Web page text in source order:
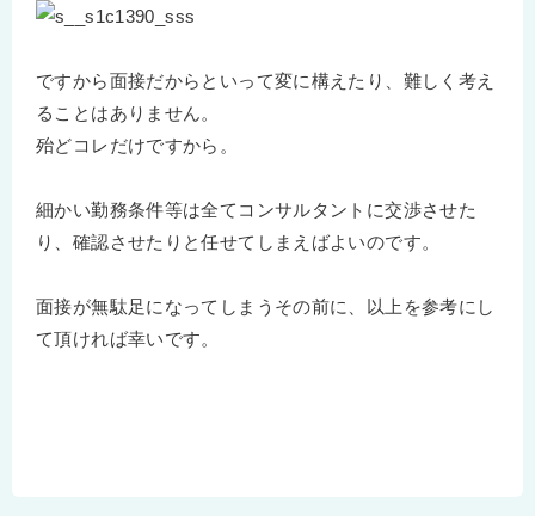
ですから面接だからといって変に構えたり、難しく考え
ることはありません。
殆どコレだけですから。
細かい勤務条件等は全てコンサルタントに交渉させた
り、確認させたりと任せてしまえばよいのです。
面接が無駄足になってしまうその前に、以上を参考にし
て頂ければ幸いです。